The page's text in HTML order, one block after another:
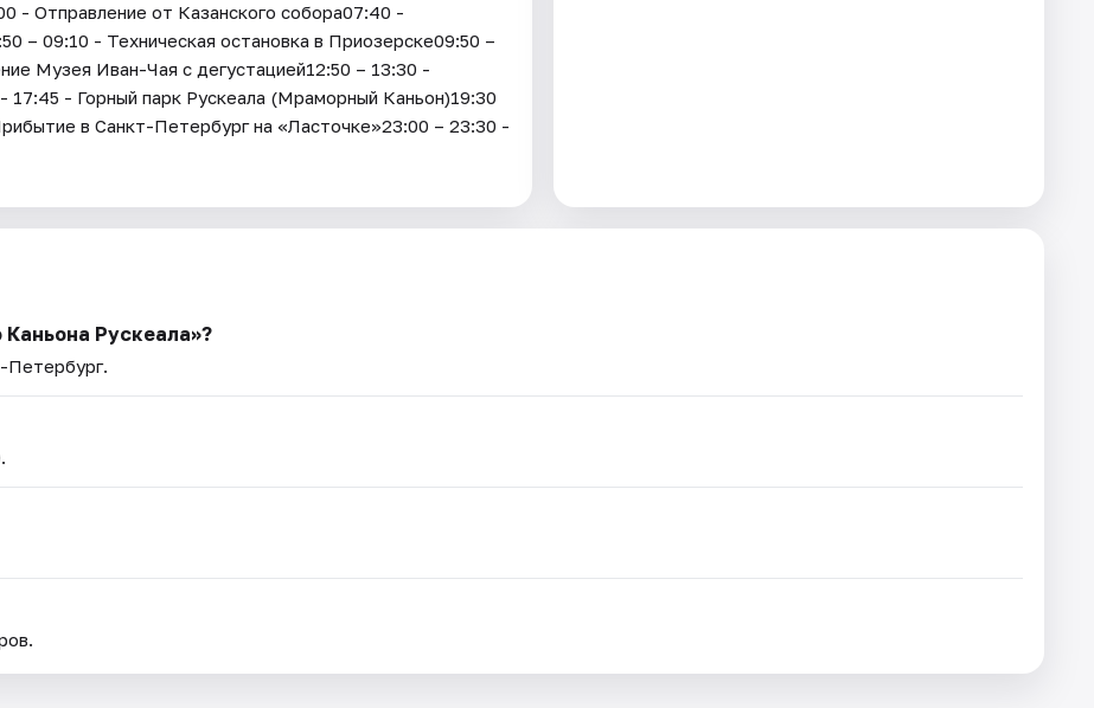
- Отправление от Казанского собора07:40 -
– 09:10 - Техническая остановка в Приозерске09:50 –
Музея Иван-Чая с дегустацией12:50 – 13:30 -
- Горный парк Рускеала (Мраморный Каньон)19:30
в Санкт-Петербург на «Ласточке»23:00 – 23:30 -
Рускеала»?
Петербург.